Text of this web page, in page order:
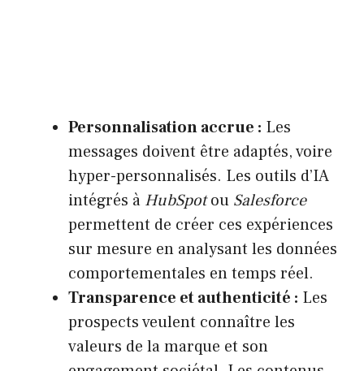
Personnalisation accrue : Les
messages doivent être adaptés, voire
hyper-personnalisés. Les outils d’IA
intégrés à HubSpotou Salesforce
permettent de créer ces expériences
sur mesure en analysant les données
comportementales en temps réel.
Transparence et authenticité : Les
prospects veulent connaître les
valeurs de la marque et son